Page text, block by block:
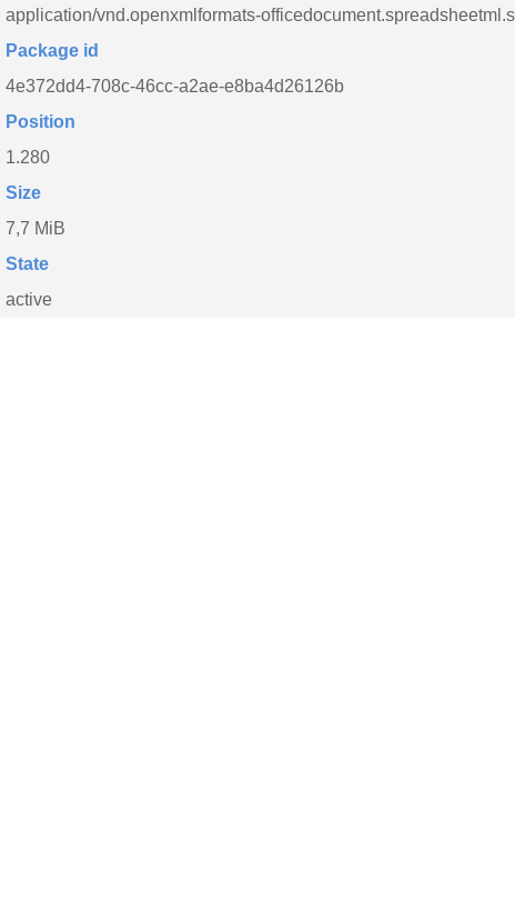
application/vnd.openxmlformats-
Package id
4e372dd4-708c-46cc-a2ae-e8ba4d26126b
Position
1.280
Size
7,7 MiB
State
active